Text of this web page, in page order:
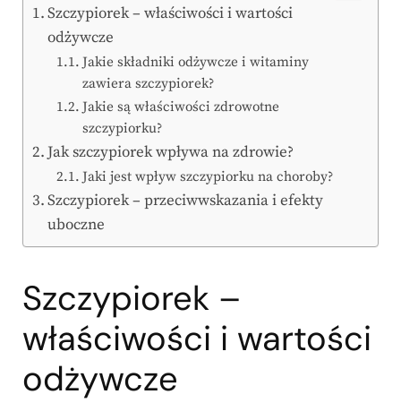
Szczypiorek – właściwości i wartości
odżywcze
Jakie składniki odżywcze i witaminy
zawiera szczypiorek?
Jakie są właściwości zdrowotne
szczypiorku?
Jak szczypiorek wpływa na zdrowie?
Jaki jest wpływ szczypiorku na choroby?
Szczypiorek – przeciwwskazania i efekty
uboczne
Szczypiorek –
właściwości i wartości
odżywcze